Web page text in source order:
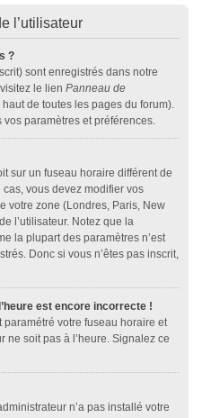
l’utilisateur
?
sont enregistrés dans notre
le lien Panneau de
de toutes les pages du forum).
paramètres et préférences.
sur un fuseau horaire différent de
vous devez modifier vos
votre zone (Londres, Paris, New
l’utilisateur. Notez que la
la plupart des paramètres n’est
Donc si vous n’êtes pas inscrit,
est encore incorrecte !
paramétré votre fuseau horaire et
ne soit pas à l’heure. Signalez ce
n’a pas installé votre